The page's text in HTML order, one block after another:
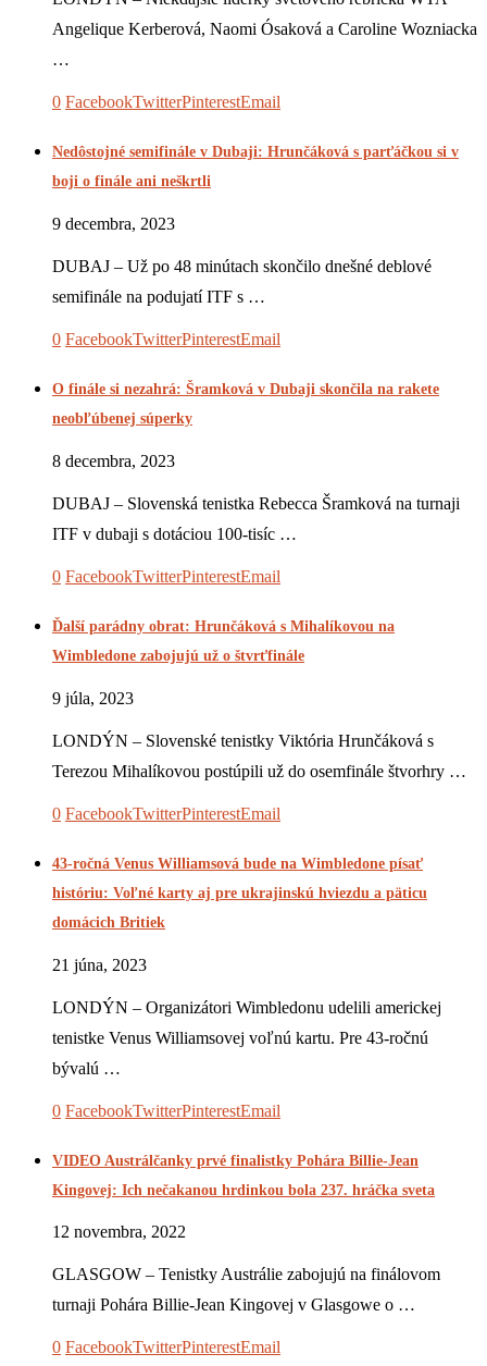
Angelique Kerberová, Naomi Ósaková a Caroline Wozniacka
…
0 FacebookTwitterPinterestEmail
Nedôstojné semifinále v Dubaji: Hrunčáková s parťáčkou si v
boji o finále ani neškrtli
9 decembra, 2023
DUBAJ – Už po 48 minútach skončilo dnešné deblové
semifinále na podujatí ITF s …
0 FacebookTwitterPinterestEmail
O finále si nezahrá: Šramková v Dubaji skončila na rakete
neobľúbenej súperky
8 decembra, 2023
DUBAJ – Slovenská tenistka Rebecca Šramková na turnaji
ITF v dubaji s dotáciou 100-tisíc …
0 FacebookTwitterPinterestEmail
Ďalší parádny obrat: Hrunčáková s Mihalíkovou na
Wimbledone zabojujú už o štvrťfinále
9 júla, 2023
LONDÝN – Slovenské tenistky Viktória Hrunčáková s
Terezou Mihalíkovou postúpili už do osemfinále štvorhry …
0 FacebookTwitterPinterestEmail
43-ročná Venus Williamsová bude na Wimbledone písať
históriu: Voľné karty aj pre ukrajinskú hviezdu a päticu
domácich Britiek
21 júna, 2023
LONDÝN – Organizátori Wimbledonu udelili americkej
tenistke Venus Williamsovej voľnú kartu. Pre 43-ročnú
bývalú …
0 FacebookTwitterPinterestEmail
VIDEO Austrálčanky prvé finalistky Pohára Billie-Jean
Kingovej: Ich nečakanou hrdinkou bola 237. hráčka sveta
12 novembra, 2022
GLASGOW – Tenistky Austrálie zabojujú na finálovom
turnaji Pohára Billie-Jean Kingovej v Glasgowe o …
0 FacebookTwitterPinterestEmail